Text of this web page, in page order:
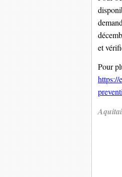
et
Pour
https://